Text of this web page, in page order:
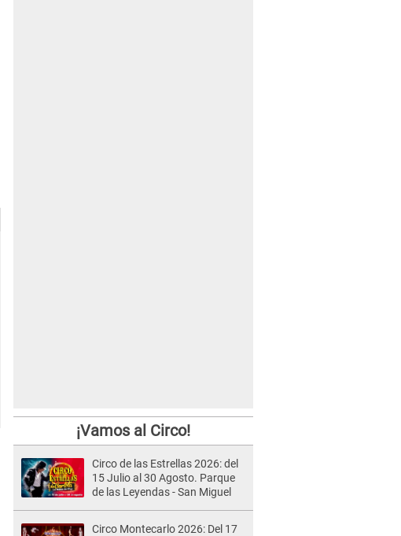
¡Vamos al Circo!
Circo de las Estrellas 2026: del
15 Julio al 30 Agosto. Parque
de las Leyendas - San Miguel
Circo Montecarlo 2026: Del 17